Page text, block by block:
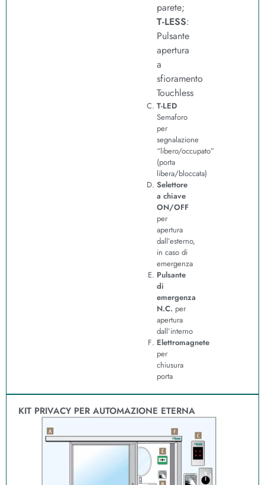
parete;
T-LESS:
Pulsante
apertura
a
sfioramento
Touchless
T-LED
Semaforo
per
segnalazione
“libero/occupato”
(porta
libera/bloccata)
Selettore
a chiave
ON/OFF
per
apertura
dall’esterno,
in caso di
emergenza
Pulsante
di
emergenza
N.C. per
apertura
dall’interno
Elettromagnete
per
chiusura
porta
KIT PRIVACY PER AUTOMAZIONE ETERNA